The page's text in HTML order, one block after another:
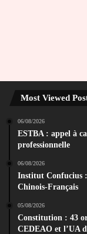
Most Viewed
06/08/2026
ESTBA : appel à
professionnelle
06/08/2026
Institut Confucius
Chinois-Français
05/08/2026
Constitution : 43
CEDEAO et l’UA